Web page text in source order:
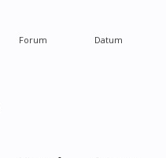
Forum Datum